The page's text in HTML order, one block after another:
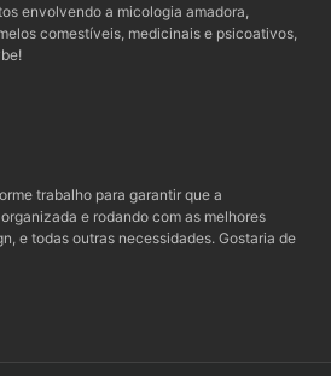
envolvendo a micologia amadora,
comestíveis, medicinais e psicoativos,
trabalho para garantir que a
e rodando com as melhores
e todas outras necessidades. Gostaria de